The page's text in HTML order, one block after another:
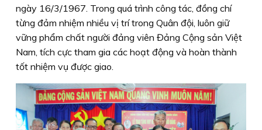
ngày 16/3/1967. Trong quá trình công tác, đồng chí
từng đảm nhiệm nhiều vị trí trong Quân đội, luôn giữ
vững phẩm chất người đảng viên Đảng Cộng sản Việt
Nam, tích cực tham gia các hoạt động và hoàn thành
tốt nhiệm vụ được giao.